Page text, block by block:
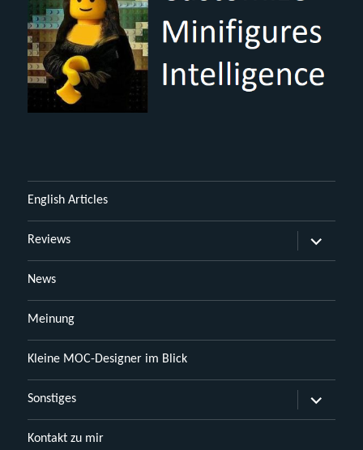
English Articles
Reviews
öffnen
News
Meinung
Kleine MOC-Designer im Blick
Sonstiges
öffnen
Kontakt zu mir